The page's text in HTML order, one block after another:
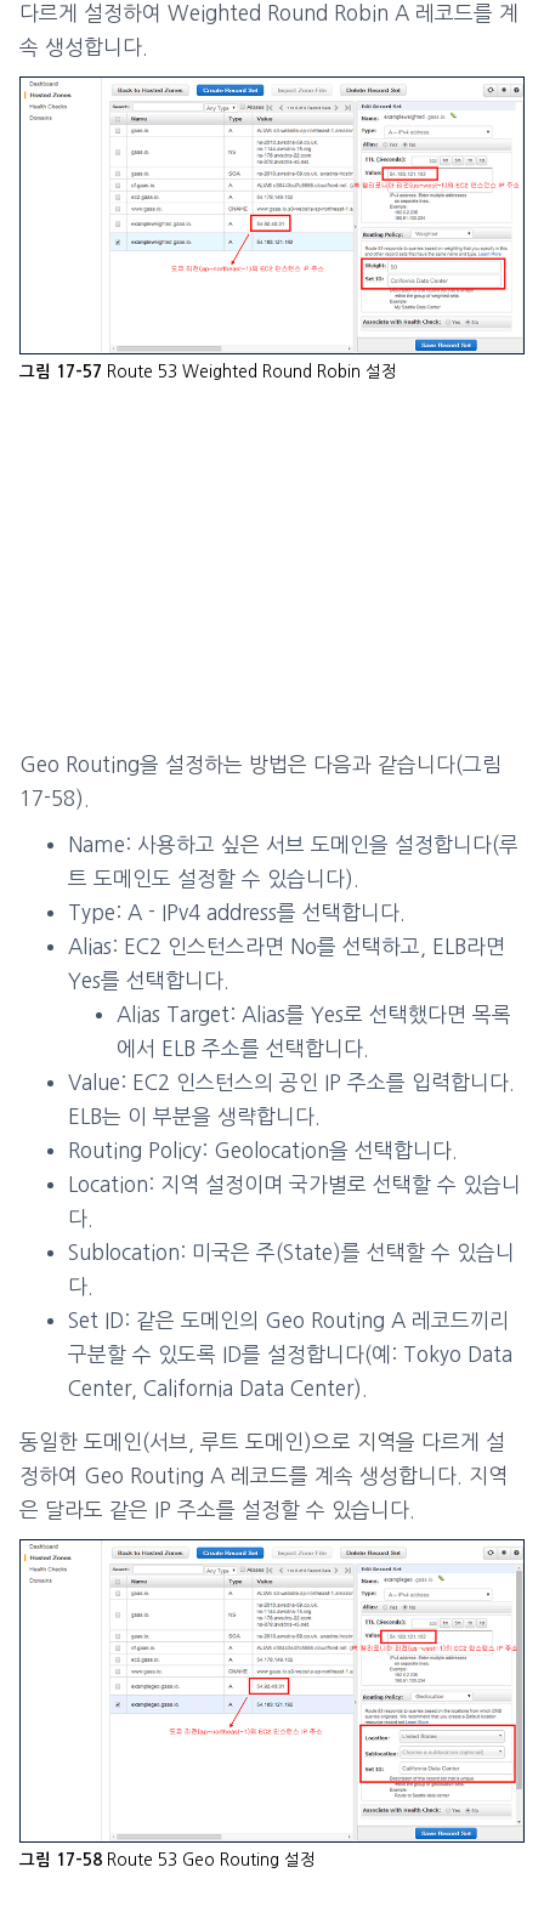
다르게 설정하여 Weighted Round Robin A 레코드를 계
속 생성합니다.
그림 17-57 Route 53 Weighted Round Robin 설정
Geo Routing을 설정하는 방법은 다음과 같습니다(그림
17-58).
Name: 사용하고 싶은 서브 도메인을 설정합니다(루
트 도메인도 설정할 수 있습니다).
Type: A - IPv4 address를 선택합니다.
Alias: EC2 인스턴스라면 No를 선택하고, ELB라면
Yes를 선택합니다.
Alias Target: Alias를 Yes로 선택했다면 목록
에서 ELB 주소를 선택합니다.
Value: EC2 인스턴스의 공인 IP 주소를 입력합니다.
ELB는 이 부분을 생략합니다.
Routing Policy: Geolocation을 선택합니다.
Location: 지역 설정이며 국가별로 선택할 수 있습니
다.
Sublocation: 미국은 주(State)를 선택할 수 있습니
다.
Set ID: 같은 도메인의 Geo Routing A 레코드끼리
구분할 수 있도록 ID를 설정합니다(예: Tokyo Data
Center, California Data Center).
동일한 도메인(서브, 루트 도메인)으로 지역을 다르게 설
정하여 Geo Routing A 레코드를 계속 생성합니다. 지역
은 달라도 같은 IP 주소를 설정할 수 있습니다.
그림 17-58 Route 53 Geo Routing 설정